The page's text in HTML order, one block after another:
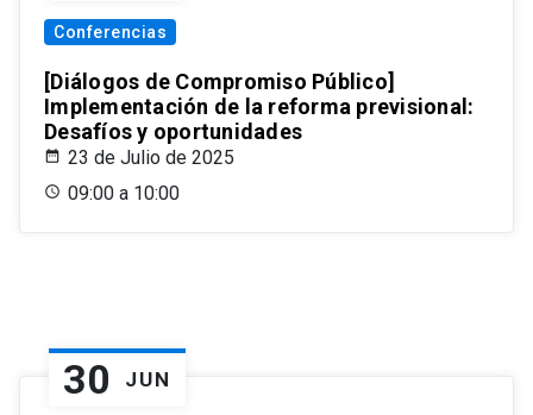
Conferencias
[Diálogos de Compromiso Público]
Implementación de la reforma previsional:
Desafíos y oportunidades
23 de Julio de 2025
09:00 a 10:00
30 JUN